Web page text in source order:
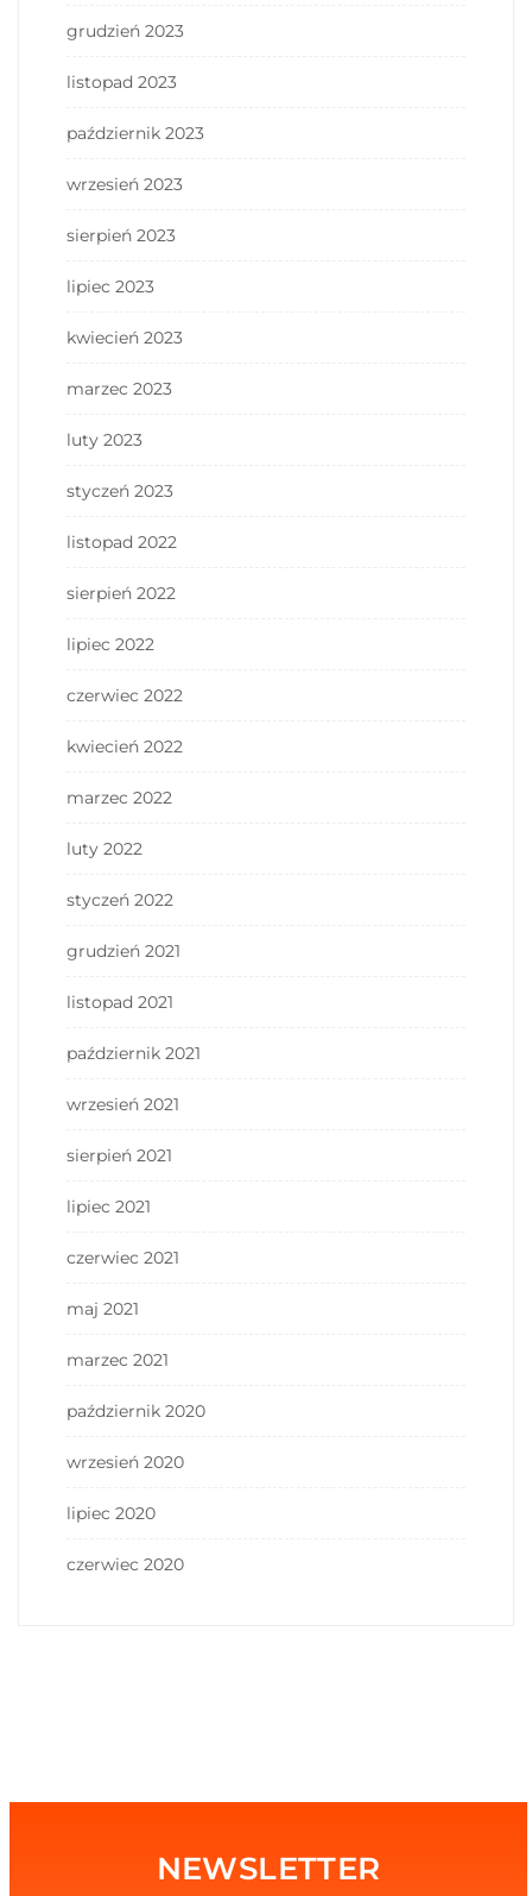
grudzień 2023
listopad 2023
październik 2023
wrzesień 2023
sierpień 2023
lipiec 2023
kwiecień 2023
marzec 2023
luty 2023
styczeń 2023
listopad 2022
sierpień 2022
lipiec 2022
czerwiec 2022
kwiecień 2022
marzec 2022
luty 2022
styczeń 2022
grudzień 2021
listopad 2021
październik 2021
wrzesień 2021
sierpień 2021
lipiec 2021
czerwiec 2021
maj 2021
marzec 2021
październik 2020
wrzesień 2020
lipiec 2020
czerwiec 2020
NEWSLETTER